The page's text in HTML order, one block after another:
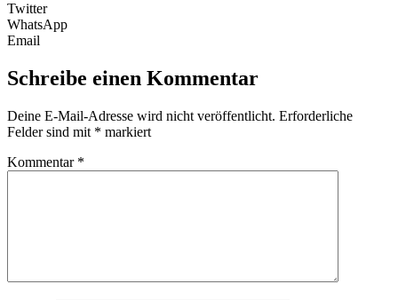
Twitter
WhatsApp
Email
Schreibe einen Kommentar
Deine E-Mail-Adresse wird nicht veröffentlicht. Erforderliche
Felder sind mit * markiert
Kommentar *